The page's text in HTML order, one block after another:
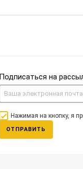
Подписаться на
Нажимая на кнопку, я
ОТПРАВИТЬ